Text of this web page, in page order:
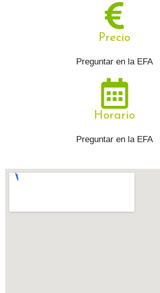
Precio
Preguntar en la EFA
Horario
Preguntar en la EFA